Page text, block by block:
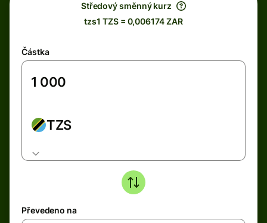
Středový směnný kurz
tzs1 TZS = 0,006174 ZAR
Částka
TZS
Převedeno na